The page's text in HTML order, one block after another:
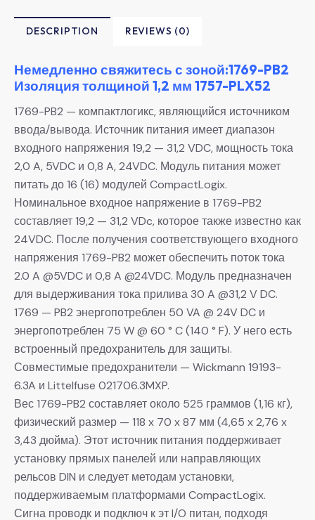
DESCRIPTION REVIEWS (0)
Немедленно свяжитесь с зоной:1769-PB2
Изоляция толщиной 1,2 мм 1757-PLX52
1769-PB2 — компактлогикс, являющийся источником
ввода/вывода. Источник питания имеет диапазон
входного напряжения 19,2 — 31,2 VDC, мощность тока
2,0 A, 5VDC и 0,8 A, 24VDC. Модуль питания может
питать до 16 (16) модулей CompactLogix.
Номинальное входное напряжение в 1769-PB2
составляет 19,2 — 31,2 VDc, которое также известно как
24VDC. После получения соответствующего входного
напряжения 1769-PB2 может обеспечить поток тока
2.0 A @5VDC и 0,8 A @24VDC. Модуль предназначен
для выдерживания тока прилива 30 A @31,2 V DC.
1769 — PB2 энергопотреблен 50 VA @ 24V DC и
энергопотреблен 75 W @ 60 ° C (140 ° F). У него есть
встроенный предохранитель для защиты.
Совместимые предохранители — Wickmann 19193-
6.3A и Littelfuse 021706.3MXP.
Вес 1769-PB2 составляет около 525 граммов (1,16 кг),
физический размер — 118 x 70 x 87 мм (4,65 x 2,76 x
3,43 дюйма). Этот источник питания поддерживает
установку прямых панелей или направляющих
рельсов DIN и следует методам установки,
поддерживаемым платформами CompactLogix.
Сигна проводк и подключ к эт I/O питан, подходя